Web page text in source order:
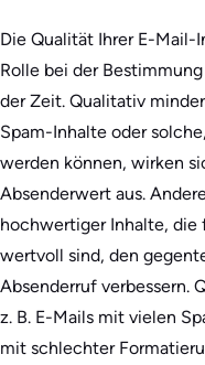
Die Qualität Ihrer E-Mail-
Rolle bei der
der Zeit. Qualitativ
Spam-Inhalte oder
werden können, wirken
Absenderwert aus.
hochwertiger Inhalte, die
wertvoll sind, den
Absenderruf verbessern.
z. B. E-Mails mit vielen
mit schlechter